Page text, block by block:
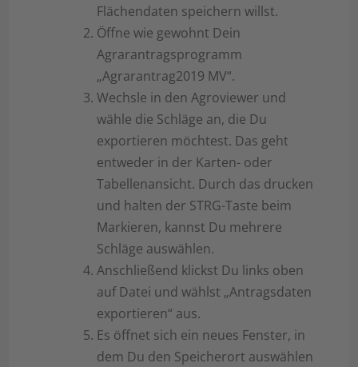
Flächendaten speichern willst.
Öffne wie gewohnt Dein
Agrarantragsprogramm
„Agrarantrag2019 MV“.
Wechsle in den Agroviewer und
wähle die Schläge an, die Du
exportieren möchtest. Das geht
entweder in der Karten- oder
Tabellenansicht. Durch das drucken
und halten der STRG-Taste beim
Markieren, kannst Du mehrere
Schläge auswählen.
Anschließend klickst Du links oben
auf Datei und wählst „Antragsdaten
exportieren“ aus.
Es öffnet sich ein neues Fenster, in
dem Du den Speicherort auswählen